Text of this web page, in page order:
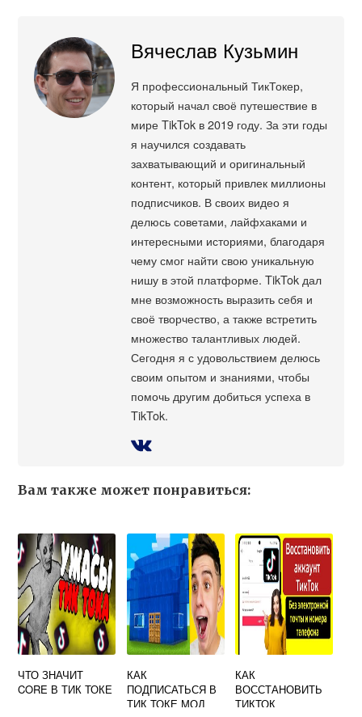
Вячеслав Кузьмин
Я профессиональный ТикТокер,
который начал своё путешествие в
мире TikTok в 2019 году. За эти годы
я научился создавать
захватывающий и оригинальный
контент, который привлек миллионы
подписчиков. В своих видео я
делюсь советами, лайфхаками и
интересными историями, благодаря
чему смог найти свою уникальную
нишу в этой платформе. TikTok дал
мне возможность выразить себя и
своё творчество, а также встретить
множество талантливых людей.
Сегодня я с удовольствием делюсь
своим опытом и знаниями, чтобы
помочь другим добиться успеха в
TikTok.
Вам также может понравиться:
ЧТО ЗНАЧИТ
CORE В ТИК ТОКЕ
КАК
ПОДПИСАТЬСЯ В
ТИК ТОКЕ МОД
КАК
ВОССТАНОВИТЬ
ТИКТОК